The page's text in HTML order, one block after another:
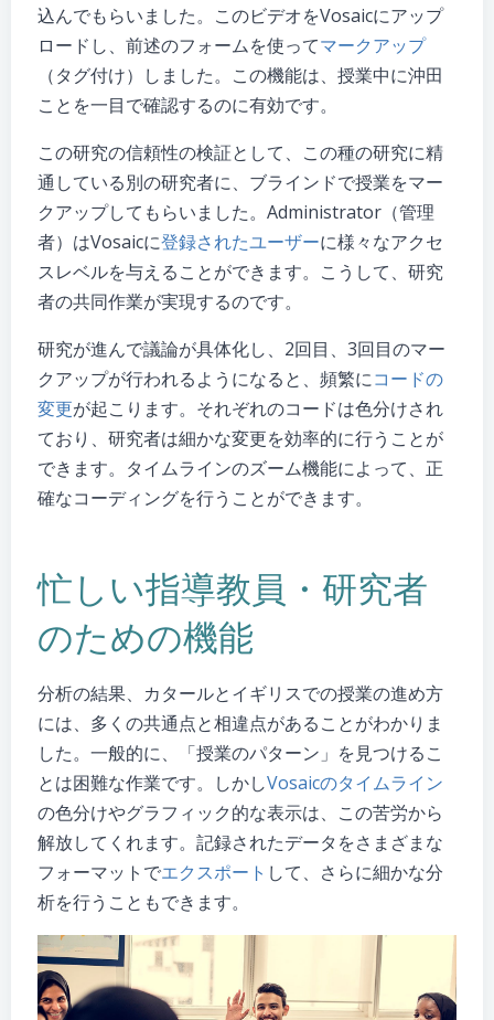
込んでもらいました。このビデオをVosaicにアップ
ロードし、前述のフォームを使ってマークアップ
（タグ付け）しました。この機能は、授業中に沖田
ことを一目で確認するのに有効です。
この研究の信頼性の検証として、この種の研究に精
通している別の研究者に、ブラインドで授業をマー
クアップしてもらいました。Administrator（管理
者）はVosaicに登録されたユーザーに様々なアクセ
スレベルを与えることができます。こうして、研究
者の共同作業が実現するのです。
研究が進んで議論が具体化し、2回目、3回目のマー
クアップが行われるようになると、頻繁にコードの
変更が起こります。それぞれのコードは色分けされ
ており、研究者は細かな変更を効率的に行うことが
できます。タイムラインのズーム機能によって、正
確なコーディングを行うことができます。
忙しい指導教員・研究者
のための機能
分析の結果、カタールとイギリスでの授業の進め方
には、多くの共通点と相違点があることがわかりま
した。一般的に、「授業のパターン」を見つけるこ
とは困難な作業です。しかしVosaicのタイムライン
の色分けやグラフィック的な表示は、この苦労から
解放してくれます。記録されたデータをさまざまな
フォーマットでエクスポート して、さらに細かな分
析を行うこともできます。